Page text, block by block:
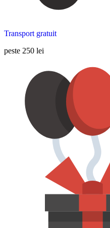
Transport gratuit
peste 250 lei